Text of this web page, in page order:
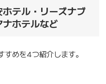
テル・リーズナブ
ホテルなど
めを4つ紹介します。